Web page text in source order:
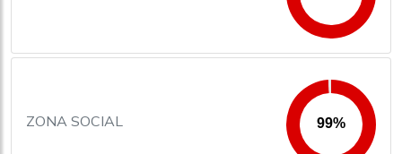
ZONA SOCIAL